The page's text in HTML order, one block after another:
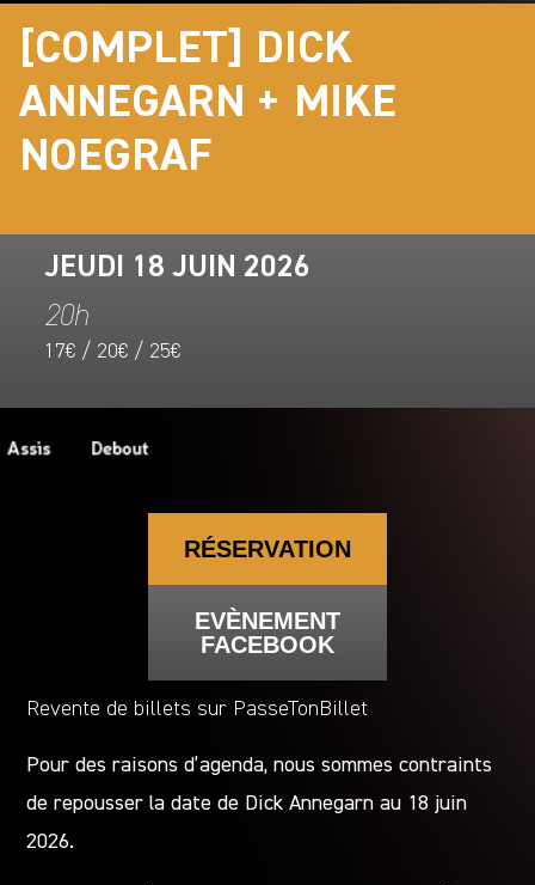
[COMPLET] DICK
ANNEGARN + MIKE
NOEGRAF
JEUDI 18 JUIN 2026
20h
17€ / 20€ / 25€
RÉSERVATION
EVÈNEMENT
FACEBOOK
Revente de billets sur PasseTonBillet
Pour des raisons d’agenda, nous sommes contraints
de repousser la date de Dick Annegarn au 18 juin
2026.